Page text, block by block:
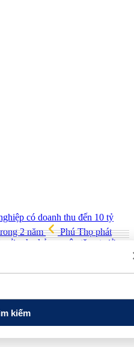
có doanh thu đến 10 tỷ
2 năm
Phú Thọ phát
cho kỷ nguyên tăng trưởng
bán quạt đến TikToker nổi
Sport Show 2026 quy tụ
thể thao Việt Nam với thế
của Newtown Diamond được
2026
kiếm